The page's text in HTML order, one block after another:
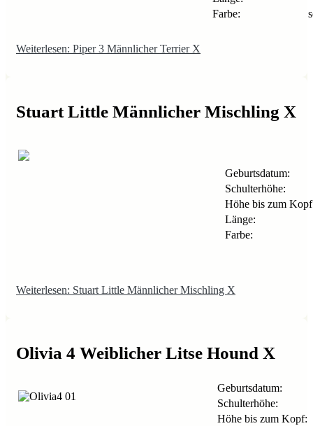
Farbe:
Weiterlesen: Piper 3 Männlicher Terrier X
Stuart Little Männlicher Mischling X
Geburtsdatum:
Schulterhöhe:
Höhe bis zum
Länge:
Farbe:
Weiterlesen: Stuart Little Männlicher Mischling X
Olivia 4 Weiblicher Litse Hound X
Geburtsdatum:
Schulterhöhe:
Höhe bis zum Kopf: